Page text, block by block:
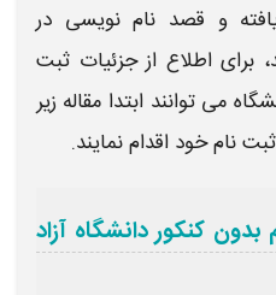
و قصد نام نویسی در
برای اطلاع از جزئیات ثبت
می توانند ابتدا مقاله زیر
ثبت نامخود اقدام نمایند.
کنکور دانشگاه آزاد